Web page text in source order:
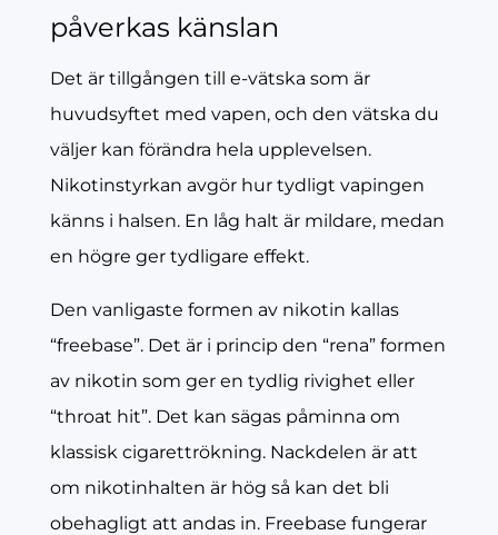
påverkas känslan
Det är tillgången till e-vätska som är
huvudsyftet med vapen, och den vätska du
väljer kan förändra hela upplevelsen.
Nikotinstyrkan avgör hur tydligt vapingen
känns i halsen. En låg halt är mildare, medan
en högre ger tydligare effekt.
Den vanligaste formen av nikotin kallas
“freebase”. Det är i princip den “rena” formen
av nikotin som ger en tydlig rivighet eller
“throat hit”. Det kan sägas påminna om
klassisk cigarettrökning. Nackdelen är att
om nikotinhalten är hög så kan det bli
obehagligt att andas in. Freebase fungerar